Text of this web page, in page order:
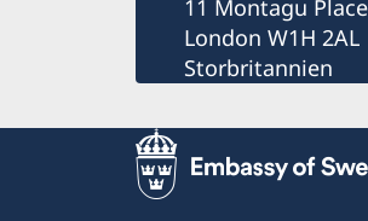
11 Montagu Place
London W1H 2AL
Storbritannien